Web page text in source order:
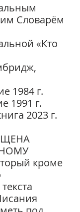
Словарём
«Кто
1984 г.
1991 г.
2023 г.
кроме